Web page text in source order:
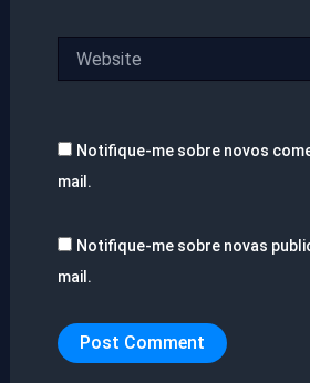
Notifique-me sobre novos
mail.
Notifique-me sobre novas
mail.